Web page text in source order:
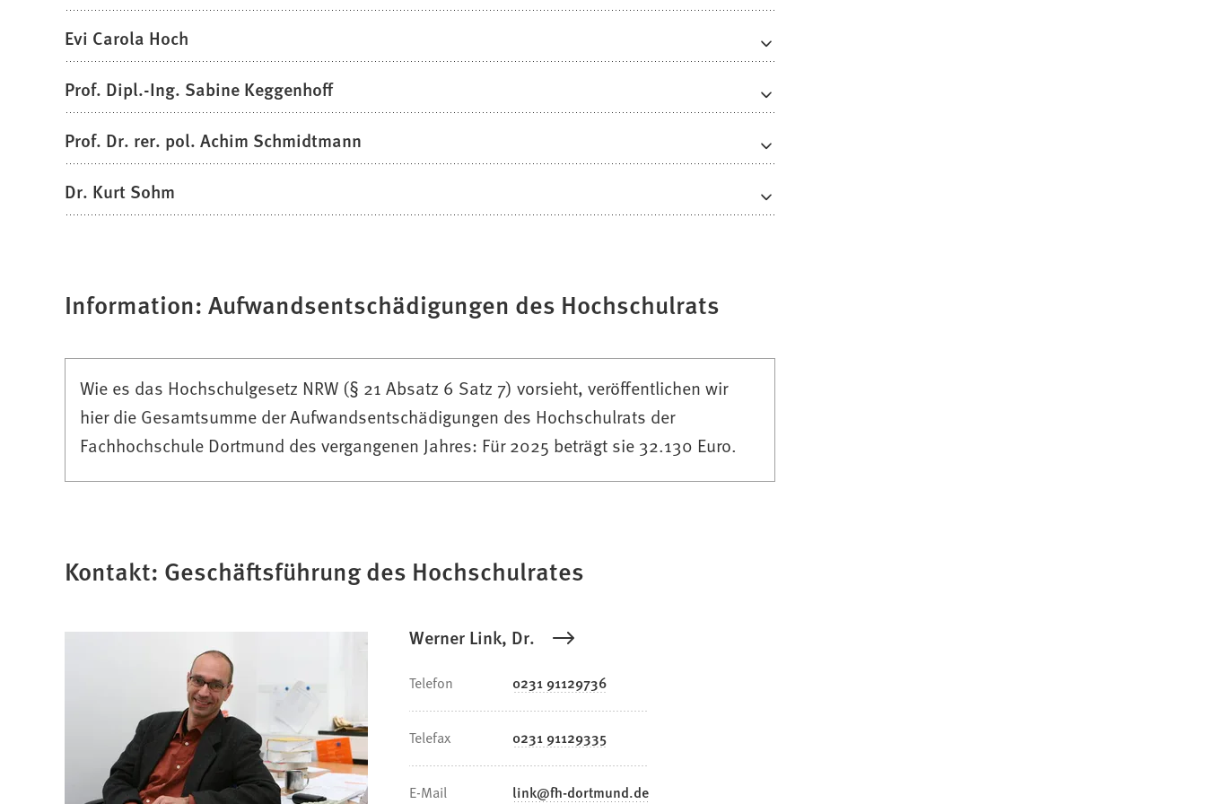
Evi Carola Hoch
Prof. Dipl.-Ing. Sabine Keggenhoff
Prof. Dr. rer. pol. Achim Schmidtmann
Dr. Kurt Sohm
Information: Aufwandsentschädigungen des Hochschulrats
Wie es das Hochschulgesetz NRW (§ 21 Absatz 6 Satz 7) vorsieht, veröffentlichen wir
hier die Gesamtsumme der Aufwandsentschädigungen des Hochschulrats der
Fachhochschule Dortmund des vergangenen Jahres: Für 2025 beträgt sie 32.130 Euro.
Kontakt: Geschäftsführung des Hochschulrates
Werner Link, Dr.
Telefon 0231 91129736
Telefax 0231 91129335
E-Mail link fh-dortmund de